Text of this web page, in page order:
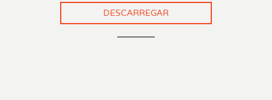
DESCARREGAR